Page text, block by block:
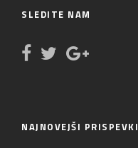
SLEDITE NAM
NAJNOVEJŠI PRISPEVKI